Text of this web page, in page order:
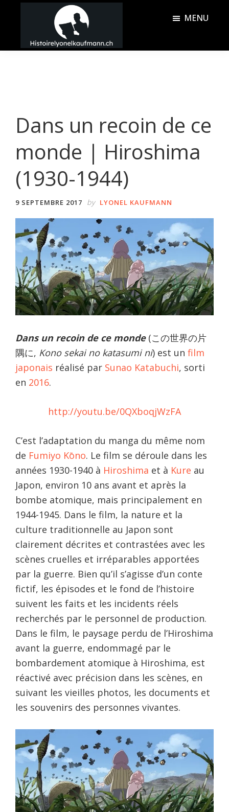
principal
barreHistoire
MENU
Dans un recoin de ce
monde | Hiroshima
(1930-1944)
9 SEPTEMBRE 2017 by LYONEL KAUFMANN
Dans un recoin de ce monde(この世界の片
隅に, Kono sekai no katasumi ni) est un film
japonais réalisé par Sunao Katabuchi, sorti
en 2016.
http://youtu.be/0QXboqjWzFA
C’est l’adaptation du manga du même nom
de Fumiyo Kōno. Le film se déroule dans les
années 1930-1940 à Hiroshima et à Kure au
Japon, environ 10 ans avant et après la
bombe atomique, mais principalement en
1944-1945. Dans le film, la nature et la
culture traditionnelle au Japon sont
clairement décrites et contrastées avec les
scènes cruelles et irréparables apportées
par la guerre. Bien qu’il s’agisse d’un conte
fictif, les épisodes et le fond de l’histoire
suivent les faits et les incidents réels
recherchés par le personnel de production.
Dans le film, le paysage perdu de l’Hiroshima
avant la guerre, endommagé par le
bombardement atomique à Hiroshima, est
réactivé avec précision dans les scènes, en
suivant les vieilles photos, les documents et
les souvenirs des personnes vivantes.